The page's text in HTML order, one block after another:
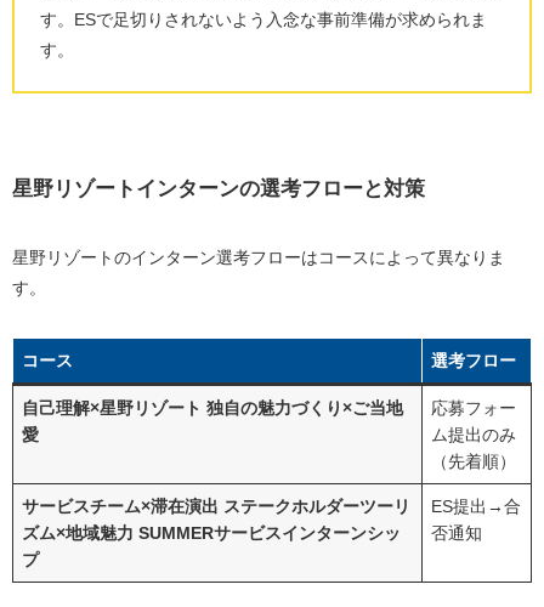
す。ESで足切りされないよう入念な事前準備が求められま
す。
星野リゾートインターンの選考フローと対策
星野リゾートのインターン選考フローはコースによって異なりま
す。
コース 選考フロー
自己理解×星野リゾート 独自の魅力づくり×ご当地
愛
応募フォー
ム提出のみ
（先着順）
サービスチーム×滞在演出 ステークホルダーツーリ
ズム×地域魅力 SUMMERサービスインターンシッ
プ
ES提出→合
否通知